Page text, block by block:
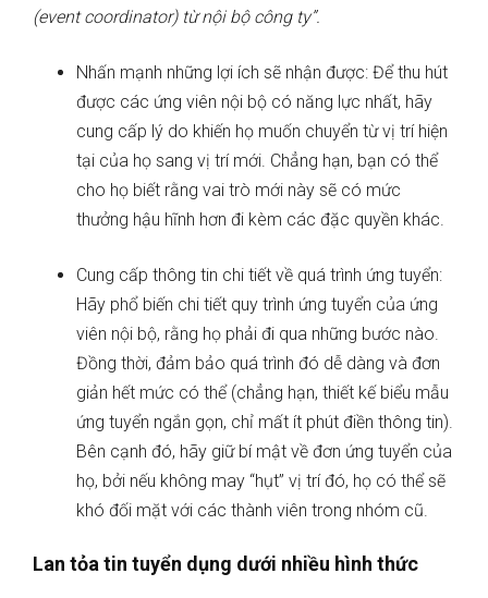
(event coordinator) từ nội bộ công ty”.
Nhấn mạnh những lợi ích sẽ nhận được: Để thu hút
được các ứng viên nội bộ có năng lực nhất, hãy
cung cấp lý do khiến họ muốn chuyển từ vị trí hiện
tại của họ sang vị trí mới. Chẳng hạn, bạn có thể
cho họ biết rằng vai trò mới này sẽ có mức
thưởng hậu hĩnh hơn đi kèm các đặc quyền khác.
Cung cấp thông tin chi tiết về quá trình ứng tuyển:
Hãy phổ biến chi tiết quy trình ứng tuyển của ứng
viên nội bộ, rằng họ phải đi qua những bước nào.
Đồng thời, đảm bảo quá trình đó dễ dàng và đơn
giản hết mức có thể (chẳng hạn, thiết kế biểu mẫu
ứng tuyển ngắn gọn, chỉ mất ít phút điền thông tin).
Bên cạnh đó, hãy giữ bí mật về đơn ứng tuyển của
họ, bởi nếu không may “hụt” vị trí đó, họ có thể sẽ
khó đối mặt với các thành viên trong nhóm cũ.
Lan tỏa tin tuyển dụng dưới nhiều hình thức